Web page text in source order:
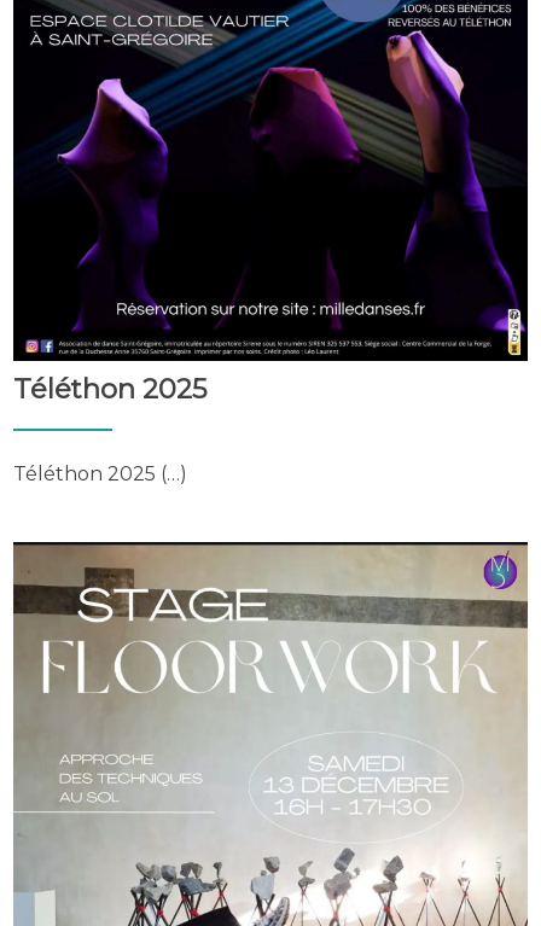
Téléthon 2025
Téléthon 2025 (…)